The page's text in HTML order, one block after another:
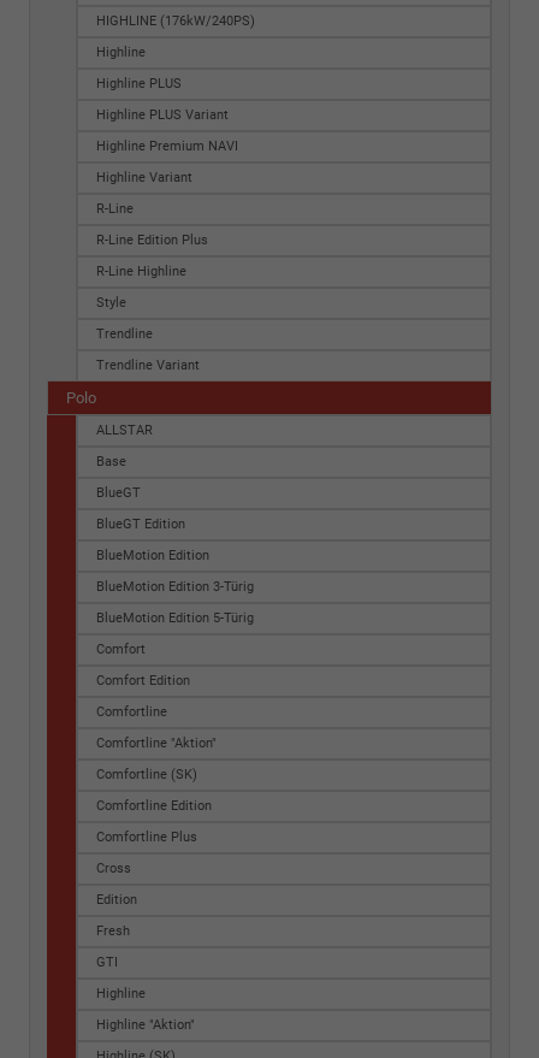
HIGHLINE (176kW/240PS)
Highline
Highline PLUS
Highline PLUS Variant
Highline Premium NAVI
Highline Variant
R-Line
R-Line Edition Plus
R-Line Highline
Style
Trendline
Trendline Variant
Polo
ALLSTAR
Base
BlueGT
BlueGT Edition
BlueMotion Edition
BlueMotion Edition 3-Türig
BlueMotion Edition 5-Türig
Comfort
Comfort Edition
Comfortline
Comfortline "Aktion"
Comfortline (SK)
Comfortline Edition
Comfortline Plus
Cross
Edition
Fresh
GTI
Highline
Highline "Aktion"